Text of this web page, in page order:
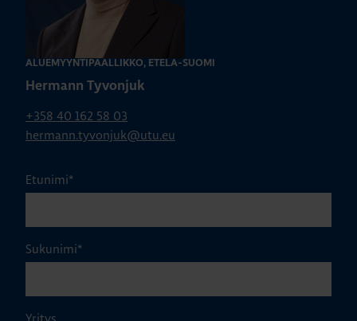
ALUEMYYNTIPÄÄLLIKKÖ, ETELÄ-SUOMI
Hermann Tyvonjuk
+358 40 162 58 03
hermann.tyvonjuk@utu.eu
Etunimi*
Sukunimi*